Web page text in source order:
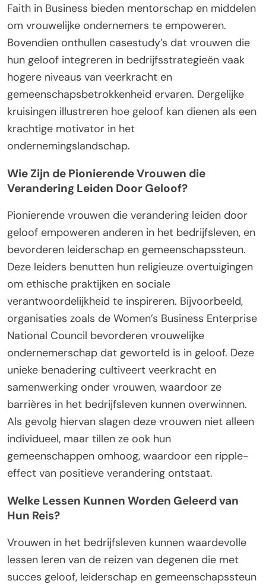
Faith in Business bieden mentorschap en middelen
om vrouwelijke ondernemers te empoweren.
Bovendien onthullen casestudy’s dat vrouwen die
hun geloof integreren in bedrijfsstrategieën vaak
hogere niveaus van veerkracht en
gemeenschapsbetrokkenheid ervaren. Dergelijke
kruisingen illustreren hoe geloof kan dienen als een
krachtige motivator in het
ondernemingslandschap.
Wie Zijn de Pionierende Vrouwen die
Verandering Leiden Door Geloof?
Pionierende vrouwen die verandering leiden door
geloof empoweren anderen in het bedrijfsleven, en
bevorderen leiderschap en gemeenschapssteun.
Deze leiders benutten hun religieuze overtuigingen
om ethische praktijken en sociale
verantwoordelijkheid te inspireren. Bijvoorbeeld,
organisaties zoals de Women’s Business Enterprise
National Council bevorderen vrouwelijke
ondernemerschap dat geworteld is in geloof. Deze
unieke benadering cultiveert veerkracht en
samenwerking onder vrouwen, waardoor ze
barrières in het bedrijfsleven kunnen overwinnen.
Als gevolg hiervan slagen deze vrouwen niet alleen
individueel, maar tillen ze ook hun
gemeenschappen omhoog, waardoor een ripple-
effect van positieve verandering ontstaat.
Welke Lessen Kunnen Worden Geleerd van
Hun Reis?
Vrouwen in het bedrijfsleven kunnen waardevolle
lessen leren van de reizen van degenen die met
succes geloof, leiderschap en gemeenschapssteun